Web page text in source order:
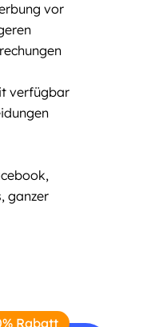
vor
verfügbar
ganzer
Rabatt